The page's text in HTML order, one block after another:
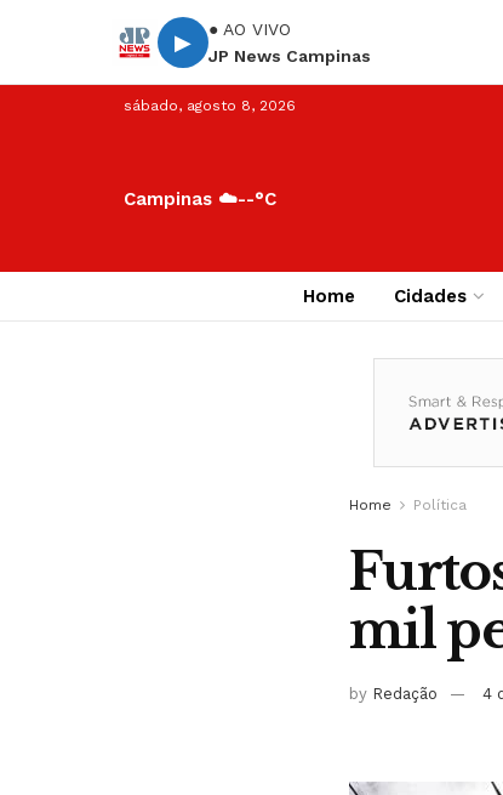
▶
● AO VIVO
JP News Campinas
sábado, agosto 8, 2026
Campinas ☁️--°C
Home Cidades
Home Política
mil
by Redação 4